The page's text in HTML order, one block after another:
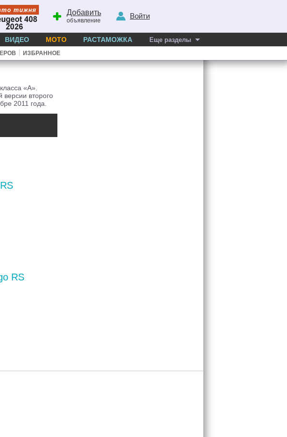
Добавить
объявление
Войти
ВИДЕО МОТО РАСТАМОЖКА Еще разделы
| ИЗБРАННОЕ
«А».
второго
2011 года.
RS